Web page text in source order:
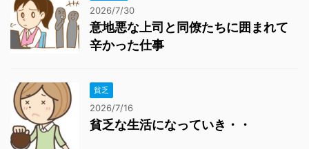
2026/7/30
意地悪な上司と同僚たちに囲まれて
辛かった仕事
貧乏
2026/7/16
貧乏な生活になっていき・・